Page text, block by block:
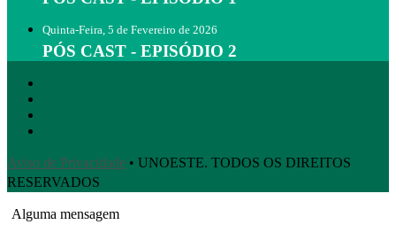
Quinta-Feira, 5 de Fevereiro de 2026
PÓS CAST - EPISÓDIO 2
Aviso de Privacidade • UNOESTE. TODOS OS DIREITOS
RESERVADOS
Alguma mensagem